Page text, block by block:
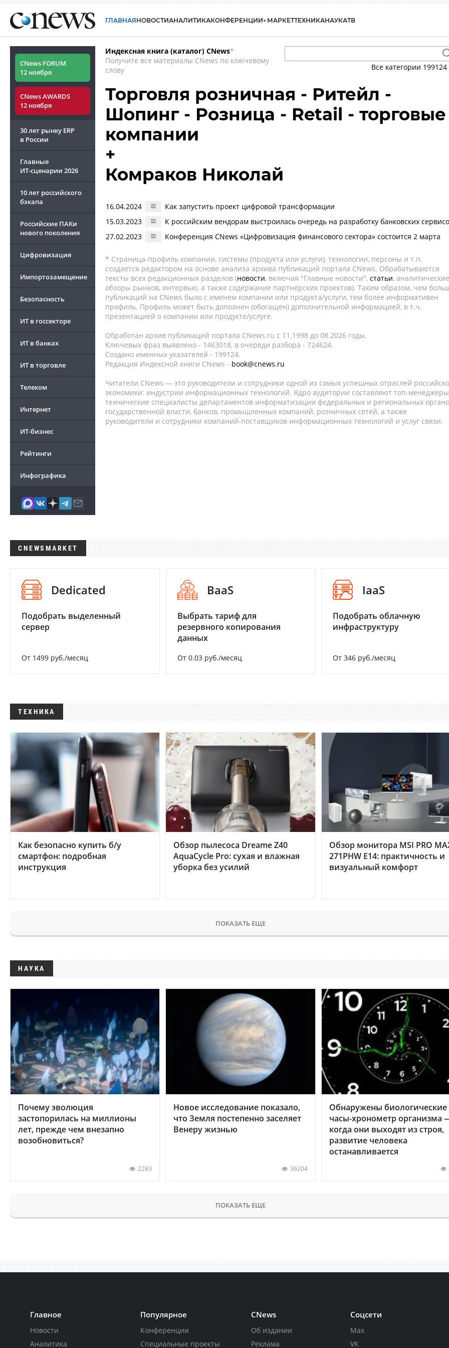
ГЛАВНАЯНОВОСТИАНАЛИТИКАКОНФЕРЕНЦИИ МАРКЕТТЕХНИКАНАУКАТВ
CNews FORUM
12 ноября
CNews AWARDS
12 ноября
30 лет рынку ERP
в России
Главные
ИТ-сценарии 2026
10 лет российского
бэкапа
Российские ПАКи
нового поколения
Цифровизация
Импортозамещение
Безопасность
ИТ в госсекторе
ИТ в банках
ИТ в торговле
Телеком
Интернет
ИТ-бизнес
Рейтинги
Инфографика
Индексная книга (каталог) CNews*
Получите все материалы CNews по ключевому
слову
Все категории 199124
Торговля розничная - Ритейл -
Шопинг - Розница - Retail - торговые
компании
+
Комраков Николай
16.04.2024
Как запустить проект цифровой трансформации
15.03.2023
К российским вендорам выстроилась очередь на разработку банковских
27.02.2023
Конференция CNews «Цифровизация финансового сектора» состоится 2 марта
* Страница-профиль компании, системы (продукта или услуги), технологии, персоны и т.п.
создается редактором на основе анализа архива публикаций портала CNews. Обрабатываются
тексты всех редакционных разделов (новости, включая "Главные новости", статьи, аналитические
обзоры рынков, интервью, а также содержание партнёрских проектов). Таким образом, чем
публикаций на CNews было с именем компании или продукта/услуги, тем более информативен
профиль. Профиль может быть дополнен (обогащен) дополнительной информацией, в т.ч.
презентацией о компании или продукте/услуге.
Обработан архив публикаций портала CNews.ru c 11.1998 до 08.2026 годы.
Ключевых фраз выявлено - 1463018, в очереди разбора - 724624.
Создано именных указателей - 199124.
Редакция Индексной книги CNews - book@cnews.ru
Читатели CNews — это руководители и сотрудники одной из самых успешных отраслей
экономики: индустрии информационных технологий. Ядро аудитории составляют топ-
технические специалисты департаментов информатизации федеральных и региональных
государственной власти, банков, промышленных компаний, розничных сетей, а также
руководители и сотрудники компаний-поставщиков информационных технологий и услуг связи.
CNEWSMARKET
Dedicated
Подобрать выделенный
сервер
От 1499 руб./месяц
BaaS
Выбрать тариф для
резервного копирования
данных
От 0.03 руб./месяц
IaaS
Подобрать облачную
инфраструктуру
От 346 руб./месяц
ТЕХНИКА
Как безопасно купить б/у
смартфон: подробная
инструкция
Обзор пылесоса Dreame Z40
AquaCycle Pro: сухая и влажная
уборка без усилий
Обзор монитора MSI PRO
271PHW E14: практичность и
визуальный комфорт
ПОКАЗАТЬ ЕЩЕ
НАУКА
Почему эволюция
застопорилась на миллионы
лет, прежде чем внезапно
возобновиться?
2283
Новое исследование показало,
что Земля постепенно заселяет
Венеру жизнью
36204
Обнаружены биологические
часы-хронометр организма
когда они выходят из строя,
развитие человека
останавливается
ПОКАЗАТЬ ЕЩЕ
Главное
Новости
Аналитика
Популярное
Конференции
Специальные проекты
CNews
Об издании
Реклама
Соцсети
Max
VK